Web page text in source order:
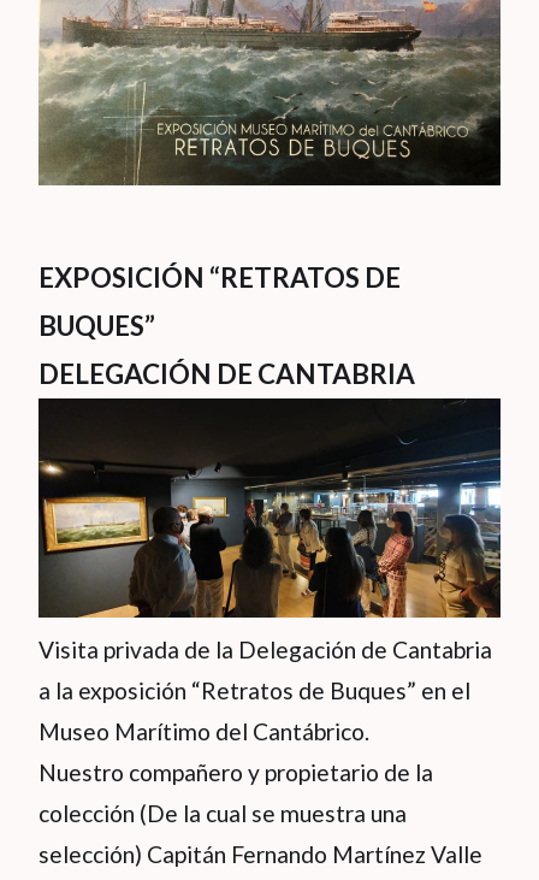
EXPOSICIÓN “RETRATOS DE
BUQUES”
DELEGACIÓN DE CANTABRIA
Visita privada de la Delegación de Cantabria
a la exposición “Retratos de Buques” en el
Museo Marítimo del Cantábrico.
Nuestro compañero y propietario de la
colección (De la cual se muestra una
selección) Capitán Fernando Martínez Valle